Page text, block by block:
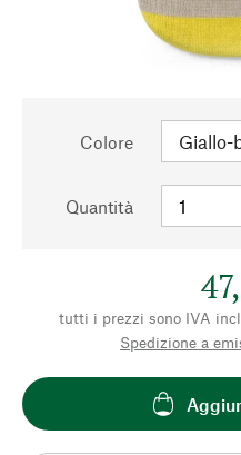
Colore
Quantità
tutti i prezzi sono IVA
Spedizione a